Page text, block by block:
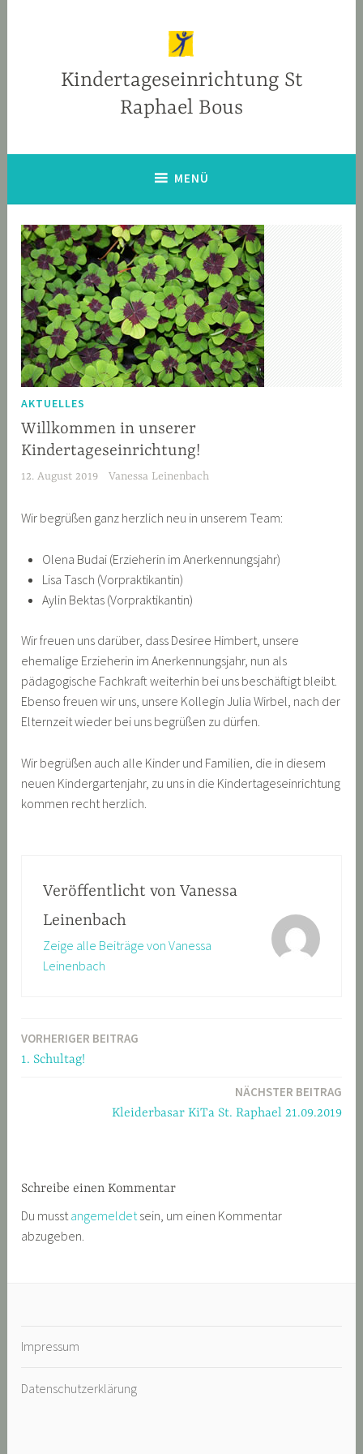
Kindertageseinrichtung St
Raphael Bous
MENÜ
AKTUELLES
Willkommen in unserer
Kindertageseinrichtung!
12. August 2019 Vanessa Leinenbach
Wir begrüßen ganz herzlich neu in unserem Team:
Olena Budai (Erzieherin im Anerkennungsjahr)
Lisa Tasch (Vorpraktikantin)
Aylin Bektas (Vorpraktikantin)
Wir freuen uns darüber, dass Desiree Himbert, unsere
ehemalige Erzieherin im Anerkennungsjahr, nun als
pädagogische Fachkraft weiterhin bei uns beschäftigt bleibt.
Ebenso freuen wir uns, unsere Kollegin Julia Wirbel, nach der
Elternzeit wieder bei uns begrüßen zu dürfen.
Wir begrüßen auch alle Kinder und Familien, die in diesem
neuen Kindergartenjahr, zu uns in die Kindertageseinrichtung
kommen recht herzlich.
Veröffentlicht von Vanessa
Leinenbach
Zeige alle Beiträge von Vanessa
Leinenbach
Beitragsnavigation
VORHERIGER BEITRAG
1. Schultag!
NÄCHSTER BEITRAG
Kleiderbasar KiTa St. Raphael 21.09.2019
Schreibe einen Kommentar
Du musst angemeldet sein, um einen Kommentar
abzugeben.
Impressum
Datenschutzerklärung